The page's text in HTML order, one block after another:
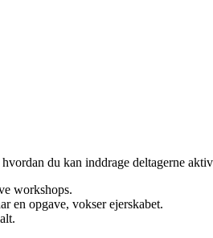
du kan inddrage deltagerne
workshops.
en opgave, vokser ejerskabet.